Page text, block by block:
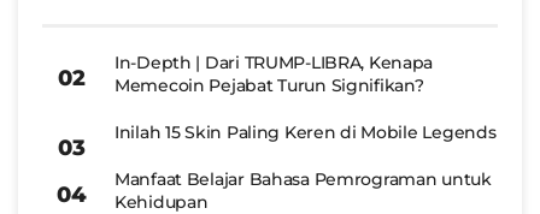
In-Depth | Dari TRUMP-LIBRA, Kenapa
Memecoin Pejabat Turun Signifikan?
Inilah 15 Skin Paling Keren di Mobile Legends
Manfaat Belajar Bahasa Pemrograman untuk
Kehidupan